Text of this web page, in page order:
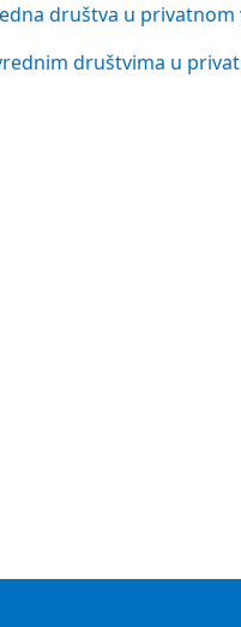
društva u privatnom
društvima u